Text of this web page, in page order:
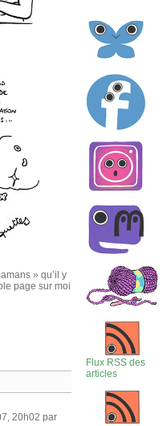
» qu’il y
page sur moi
20h02 par
Flux RSS des
articles